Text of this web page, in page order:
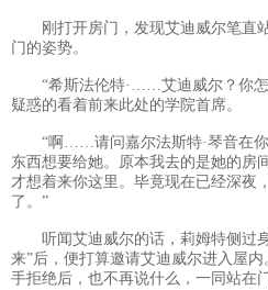
刚打开房门，发现艾迪威尔笔直
门的姿势。
“希斯法伦特·……艾迪威尔？你怎
疑惑的看着前来此处的学院首席。
“啊……请问嘉尔法斯特·琴音在你
东西想要给她。原本我去的是她的房
才想着来你这里。毕竟现在已经深夜
了。”
听闻艾迪威尔的话，莉姆特侧过身
来”后，便打算邀请艾迪威尔进入屋
手拒绝后，也不再说什么，一同站在